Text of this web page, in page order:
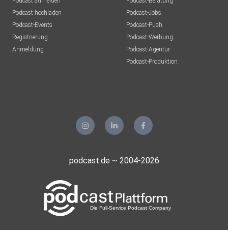
Podcast hochladen
Podcast-Events
Registrierung
Anmeldung
Podcast-Jobs
Podcast-Push
Podcast-Werbung
Podcast-Agentur
Podcast-Produktion
podcast.de ~ 2004-2026